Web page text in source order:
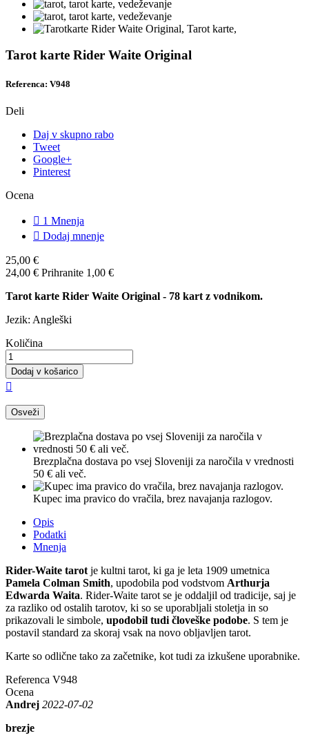
Tarot karte Rider Waite Original
Referenca: V948
Deli
Daj v skupno rabo
Tweet
Google+
Pinterest
Ocena
 1 Mnenja
 Dodaj mnenje
25,00 €
24,00 € Prihranite 1,00 €
Tarot karte Rider Waite Original - 78 kart z vodnikom.
Jezik: Angleški
Količina
Dodaj v košarico

Brezplačna dostava po vsej Sloveniji za naročila v vrednosti
50 € ali več.
Kupec ima pravico do vračila, brez navajanja razlogov.
Opis
Podatki
Mnenja
Rider-Waite tarot je kultni tarot, ki ga je leta 1909 umetnica
Pamela Colman Smith, upodobila pod vodstvom Arthurja
Edwarda Waita. Rider-Waite tarot se je oddaljil od tradicije, saj je
za razliko od ostalih tarotov, ki so se uporabljali stoletja in so
prikazovali le simbole, upodobil tudi človeške podobe. S tem je
postavil standard za skoraj vsak na novo obljavljen tarot.
Karte so odlične tako za začetnike, kot tudi za izkušene uporabnike.
Referenca V948
Ocena
Andrej 2022-07-02
brezje